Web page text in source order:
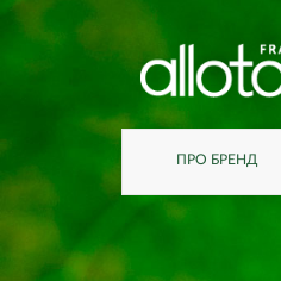
ПРО БРЕНД